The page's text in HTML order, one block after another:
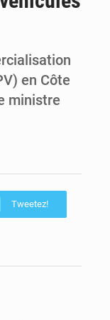
Togo : 300 000 tonnes visées pour la filière soja bio
en Côte
ministre
Tweetez!